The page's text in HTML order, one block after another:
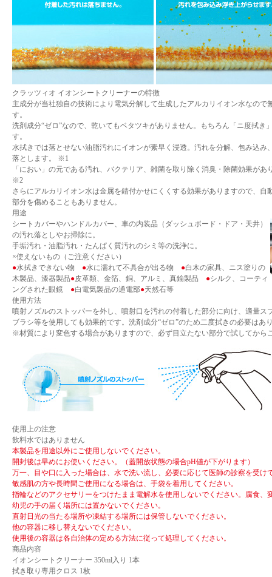
クラッツィオ イオンシートクリーナーの特徴
主成分が当社独自の技術により電気分解して生成したアルカリイオン水なので
す。
洗剤成分“ゼロ”なので、乾いてもベタツキがありません。もちろん「ニ度拭き
す。
水拭きでは落とせない油脂汚れにイオンが素早く浸透。汚れを分解、包み込み
落とします。 ※1
「におい」の元である汚れ、バクテリア、雑菌を取り除く消臭・除菌効果があ
※2
さらにアルカリイオン水は金属を錆付かせにくくする効果がありますので、自
部分を傷めることもありません。
用途
シートカバーやハンドルカバー、車の内装品（ダッシュボード・ドア・天井）
の汚れ落としやお掃除に。
手垢汚れ・油脂汚れ・たんぱく質汚れのシミ等の洗浄に。
×使えないもの（ご注意ください）
●水拭きできない物 ●水に濡れて不具合が出る物 ●白木の家具、ニス塗りの
木製品、漆器製品●皮革類、金箔、銅、アルミ、真鍮製品 ●シルク、コーティ
ングされた眼鏡 ●白電気製品の通電部●天然石等
使用方法
噴射ノズルのストッパーを外し、噴射口を汚れの付着した部分に向け、適量
ブラシ等を使用しても効果的です。洗剤成分“ゼロ”のため二度拭きの必要はあ
※材質により変色する場合がありますので、必ず目立たない部分で試してから
使用上の注意
飲料水ではありません
本製品を用途以外にご使用しないでください。
開封後は早めにお使いください。（蓋開放状態の場合pH値が下がります）
万一、目や口に入った場合は、水で洗い流し、必要に応じて医師の診察を受け
敏感肌の方や長時間ご使用になる場合は、手袋を着用してください。
指輪などのアクセサリーをつけたまま電解水を使用しないでください。腐食、
幼児の手の届く場所には置かないでください。
直射日光の当たる場所や凍結する場所には保管しないでください。
他の容器に移し替えないでください。
使用後の容器は各自治体の定める方法に従って処理してください。
商品内容
イオンシートクリーナー 350ml入り 1本
拭き取り専用クロス 1枚